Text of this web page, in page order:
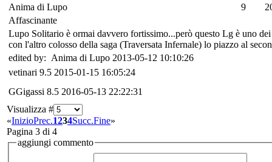
Anima di Lupo
9
Affascinante
Lupo Solitario è ormai davvero fortissimo...però questo Lg è uno
con l'altro colosso della saga (Traversata Infernale) lo piazzo al
edited by: Anima di Lupo 2013-05-12 10:10:26
vetinari 9.5 2015-01-15 16:05:24
GGigassi 8.5 2016-05-13 22:22:31
Visualizza #
«InizioPrec.1234Succ.Fine»
Pagina 3 di 4
aggiungi commento